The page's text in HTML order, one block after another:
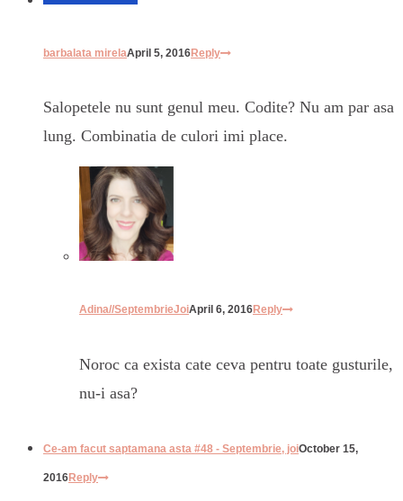
barbalata mirelaApril 5, 2016Reply
Salopetele nu sunt genul meu. Codite? Nu am par asa
lung. Combinatia de culori imi place.
Adina//SeptembrieJoiApril 6, 2016Reply
Noroc ca exista cate ceva pentru toate gusturile,
nu-i asa?
Ce-am facut saptamana asta #48 - Septembrie, joiOctober 15,
2016Reply